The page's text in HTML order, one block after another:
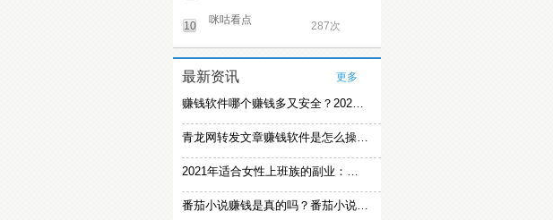
10 咪咕看点 287次
最新资讯 更多
赚钱软件哪个赚钱多又安全？2021精选赚钱软件
青龙网转发文章赚钱软件是怎么操作的？
2021年适合女性上班族的副业：女生在家赚钱兼职推荐
番茄小说赚钱是真的吗？番茄小说怎么操作赚钱